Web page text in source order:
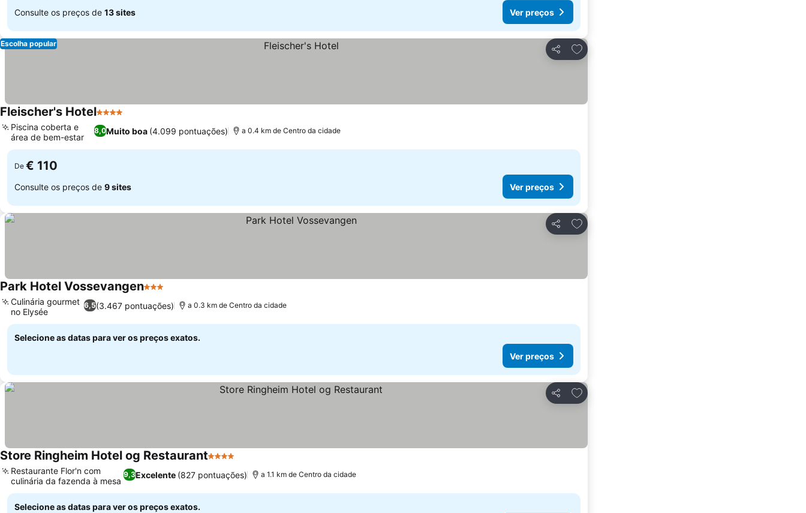
Consulte os preços de 13 sites Ver preços
Partilhar
Adicionar aos favoritos
Escolha popular
Fleischer's Hotel4 Estrelas
8,0Muito boa (4.099 pontuações)
Piscina coberta e
área de bem-estar
a 0.4 km de Centro da cidade
De € 110
Consulte os preços de 9 sites Ver preços
Partilhar
Adicionar aos favoritos
Park Hotel Vossevangen3 Estrelas
6,5(3.467 pontuações)
Culinária gourmet
no Elysée
a 0.3 km de Centro da cidade
Selecione as datas para ver os preços exatos.
Ver preços
Partilhar
Adicionar aos favoritos
Store Ringheim Hotel og Restaurant4 Estrelas
9,3Excelente (827 pontuações)
Restaurante Flor'n com
culinária da fazenda à mesa
a 1.1 km de Centro da cidade
Selecione as datas para ver os preços exatos.